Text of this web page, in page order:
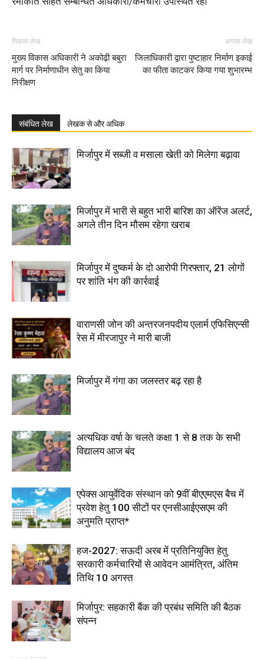
पिछला लेख
मुख्य विकास अधिकारी ने अकोढ़ी बबुरा
मार्ग पर निर्माणाधीन सेतु का किया
निरीक्षण
अगला लेख
जिलाधिकारी द्वारा पुष्टाहार निर्माण इकाई
का फीता काटकर किया गया शुभारम्भ
संबंधित लेख लेखक से और अधिक
मिर्जापुर में सब्जी व मसाला खेती को मिलेगा बढ़ावा
मिर्जापुर में भारी से बहुत भारी बारिश का ऑरेंज अलर्ट,
अगले तीन दिन मौसम रहेगा खराब
मिर्जापुर में दुष्कर्म के दो आरोपी गिरफ्तार, 21 लोगों
पर शांति भंग की कार्रवाई
वाराणसी जोन की अन्तरजनपदीय एलार्म एफिसिएन्सी
रेस में मीरजापुर ने मारी बाजी
मिर्जापुर में गंगा का जलस्तर बढ़ रहा है
अत्यधिक वर्षा के चलते कक्षा 1 से 8 तक के सभी
विद्यालय आज बंद
एपेक्स आयुर्वेदिक संस्थान को 9वीं बीएएमएस बैच में
प्रवेश हेतु 100 सीटों पर एनसीआईएसएम की
अनुमति प्राप्त*
हज-2027: सऊदी अरब में प्रतिनियुक्ति हेतु
सरकारी कर्मचारियों से आवेदन आमंत्रित, अंतिम
तिथि 10 अगस्त
मिर्जापुर: सहकारी बैंक की प्रबंध समिति की बैठक
संपन्न